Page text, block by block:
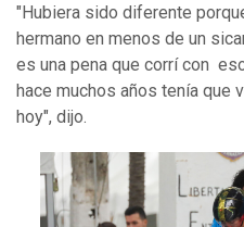
"Hubiera sido diferente
hermano en menos de un
es una pena que corrí con
hace muchos años tenía que
hoy", dijo.